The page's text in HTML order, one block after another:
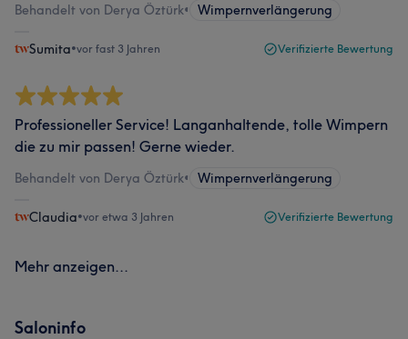
Behandelt von Derya Öztürk• Wimpernverlängerung
Sumita•vor fast 3 Jahren Verifizierte Bewertung
Professioneller Service! Langanhaltende, tolle Wimpern
die zu mir passen! Gerne wieder.
Behandelt von Derya Öztürk• Wimpernverlängerung
Claudia•vor etwa 3 Jahren Verifizierte Bewertung
Mehr anzeigen...
Saloninfo